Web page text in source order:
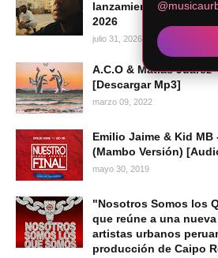
lanzamiento
2026
julio 31, 2026
A.C.O & Matías Juarez
[Descargar Mp3]
marzo 09, 2022
Emilio Jaime & Kid MB
(Mambo Versión)
mayo 30, 2019
"Nosotros Somos los
que reúne a una
artistas urbanos
producción de Caipo